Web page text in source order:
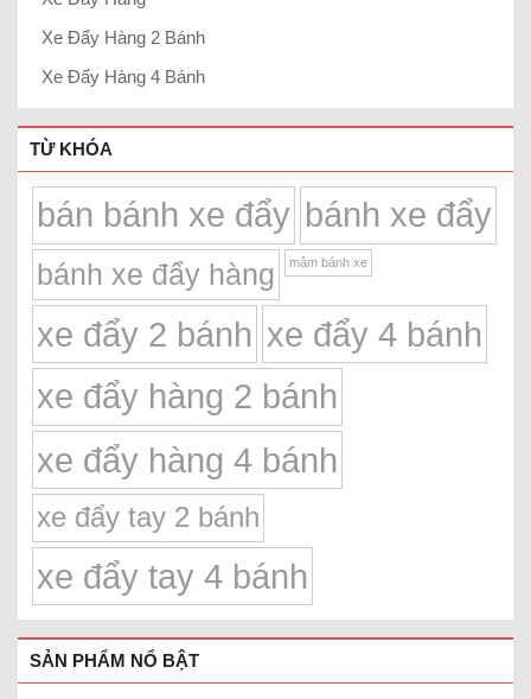
Xe Đẩy Hàng 2 Bánh
Xe Đẩy Hàng 4 Bánh
TỪ KHÓA
bán bánh xe đẩy bánh xe đẩy
bánh xe đẩy hàng mâm bánh xe
xe đẩy 2 bánh xe đẩy 4 bánh
xe đẩy hàng 2 bánh
xe đẩy hàng 4 bánh
xe đẩy tay 2 bánh
xe đẩy tay 4 bánh
SẢN PHẨM NỔ BẬT